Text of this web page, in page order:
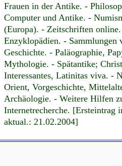
Frauen in der Antike. -
Computer und Antike. -
(Europa). - Zeitschriften
Enzyklopädien. - Sammlungen
Geschichte. - Paläographie,
Mythologie. - Spätantike;
Interessantes, Latinitas viva. -
Orient, Vorgeschichte,
Archäologie. - Weitere Hilfen
Internetrecherche.
aktual.: 21.02.2004]